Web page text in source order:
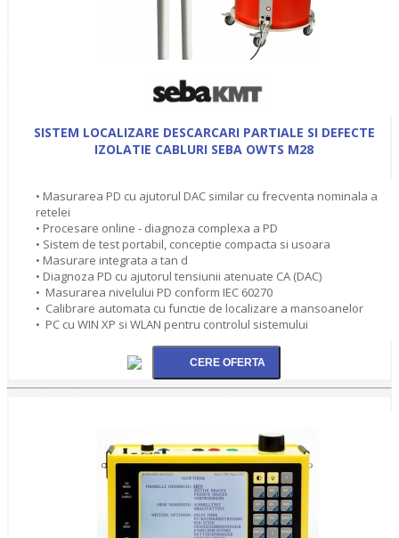
SISTEM LOCALIZARE DESCARCARI PARTIALE SI DEFECTE
IZOLATIE CABLURI SEBA OWTS M28
• Masurarea PD cu ajutorul DAC similar cu frecventa nominala a
retelei
• Procesare online - diagnoza complexa a PD
• Sistem de test portabil, conceptie compacta si usoara
• Masurare integrata a tan d
• Diagnoza PD cu ajutorul tensiunii atenuate CA (DAC)
• Masurarea nivelului PD conform IEC 60270
• Calibrare automata cu functie de localizare a mansoanelor
• PC cu WIN XP si WLAN pentru controlul sistemului